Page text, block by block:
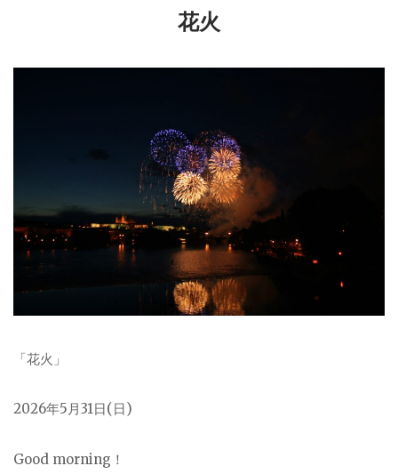
花火
「花火」
2026年5月31日(日)
Good morning！